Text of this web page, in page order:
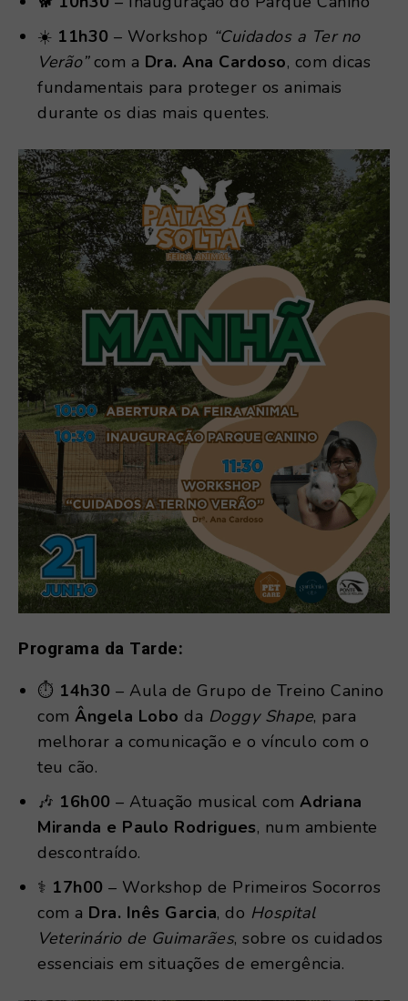
☀️ 11h30 – Workshop “Cuidados a Ter no
Verão”com a Dra. Ana Cardoso, com dicas
fundamentais para proteger os animais
durante os dias mais quentes.
Programa da Tarde:
⏱ 14h30 – Aula de Grupo de Treino Canino
com Ângela Lobo da Doggy Shape, para
melhorar a comunicação e o vínculo com o
teu cão.
🎶 16h00 – Atuação musical com Adriana
Miranda e Paulo Rodrigues, num ambiente
descontraído.
⚕️ 17h00 – Workshop de Primeiros Socorros
com a Dra. Inês Garcia, do Hospital
Veterinário de Guimarães, sobre os cuidados
essenciais em situações de emergência.